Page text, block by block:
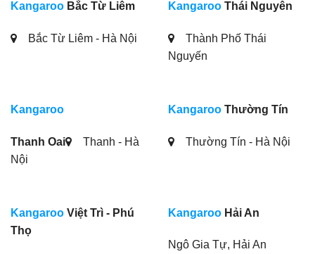
Kangaroo Bắc Từ Liêm
Bắc Từ Liêm - Hà Nội
Kangaroo Thái Nguyên
Thành Phố Thái
Nguyến
Kangaroo
Thanh Oai
Thanh - Hà
Nội
Kangaroo Thường Tín
Thường Tín - Hà Nội
Kangaroo Việt Trì - Phú
Thọ
Kangaroo Hải An
Ngô Gia Tự, Hải An